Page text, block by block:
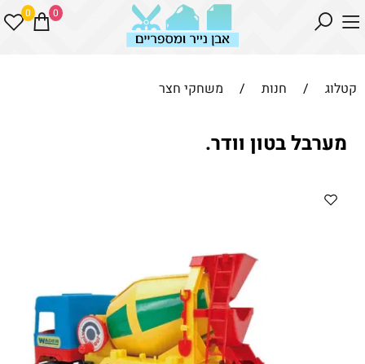
0 0
קטלוג / חנות / משחקי חצר
מערבל בטון וודר.